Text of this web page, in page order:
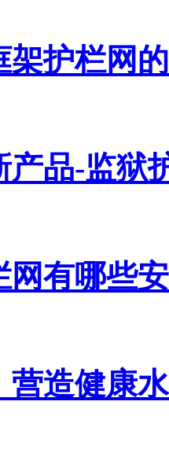
架护栏网
产品-监狱
网有哪些
营造健康